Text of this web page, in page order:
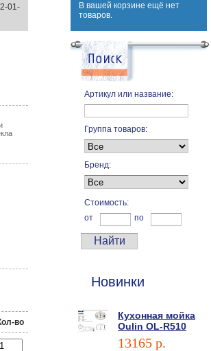
01-
во
В вашей корзине ещё нет
товаров.
Артикул или название:
Группа товаров:
Бренд:
Стоимость:
от
по
Новинки
Кухонная мойка
Oulin OL-R510
13165 p.